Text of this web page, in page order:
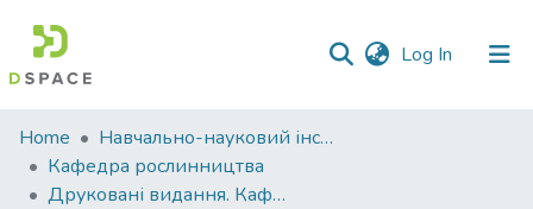
Log In (current)
Communities
&
Collections
Home
Навчально-науковий інститут агротехнологій, селекції та екології
Кафедра рослинництва
Друковані видання. Кафедра рослинництва